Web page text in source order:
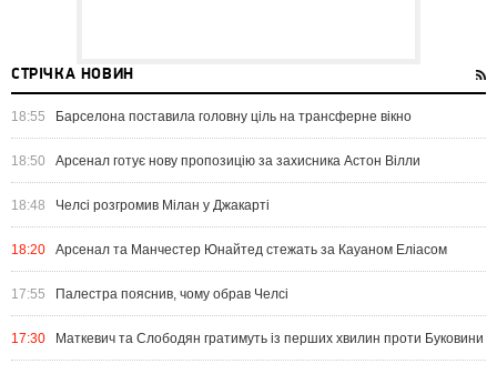
СТРІЧКА НОВИН
18:55 Барселона поставила головну ціль на трансферне вікно
18:50 Арсенал готує нову пропозицію за захисника Астон Вілли
18:48 Челсі розгромив Мілан у Джакарті
18:20 Арсенал та Манчестер Юнайтед стежать за Кауаном Еліасом
17:55 Палестра пояснив, чому обрав Челсі
17:30 Маткевич та Слободян гратимуть із перших хвилин проти Буковини